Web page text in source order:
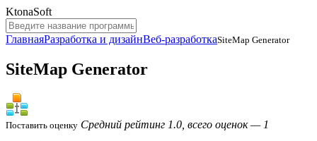
KtonaSoft
ГлавнаяРазработка и дизайнВеб-разработкаSiteMap Generator
SiteMap Generator
Поставить оценку Средний рейтинг 1.0, всего оценок — 1